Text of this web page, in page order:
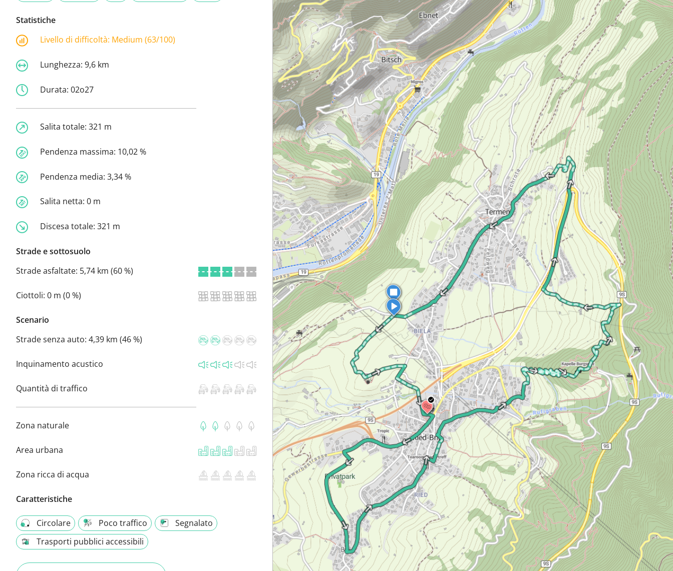
Statistiche
Livello di difficoltà: Medium (63/100)
Lunghezza: 9,6 km
Durata: 02o27
Salita totale: 321 m
Pendenza massima: 10,02 %
Pendenza media: 3,34 %
Salita netta: 0 m
Discesa totale: 321 m
Strade e sottosuolo
Strade asfaltate: 5,74 km (60 %)
Ciottoli: 0 m (0 %)
Scenario
Strade senza auto: 4,39 km (46 %)
Inquinamento acustico
Quantità di traffico
Zona naturale
Area urbana
Zona ricca di acqua
Caratteristiche
Circolare Poco traffico
Segnalato
Trasporti pubblici accessibili